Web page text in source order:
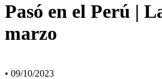
Pasó en el Perú |
marzo
• 09/10/2023